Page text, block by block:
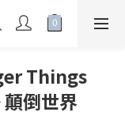
Things
倒世界